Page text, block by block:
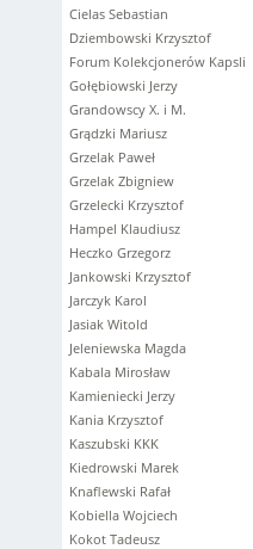
Cielas Sebastian
Dziembowski Krzysztof
Forum Kolekcjonerów Kapsli
Gołębiowski Jerzy
Grandowscy X. i M.
Grądzki Mariusz
Grzelak Paweł
Grzelak Zbigniew
Grzelecki Krzysztof
Hampel Klaudiusz
Heczko Grzegorz
Jankowski Krzysztof
Jarczyk Karol
Jasiak Witold
Jeleniewska Magda
Kabala Mirosław
Kamieniecki Jerzy
Kania Krzysztof
Kaszubski KKK
Kiedrowski Marek
Knaflewski Rafał
Kobiella Wojciech
Kokot Tadeusz